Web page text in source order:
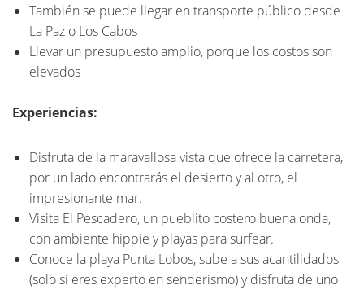
También se puede llegar en transporte público desde
La Paz o Los Cabos
Llevar un presupuesto amplio, porque los costos son
elevados
Experiencias:
Disfruta de la maravallosa vista que ofrece la carretera,
por un lado encontrarás el desierto y al otro, el
impresionante mar.
Visita El Pescadero, un pueblito costero buena onda,
con ambiente hippie y playas para surfear.
Conoce la playa Punta Lobos, sube a sus acantilidados
(solo si eres experto en senderismo) y disfruta de uno